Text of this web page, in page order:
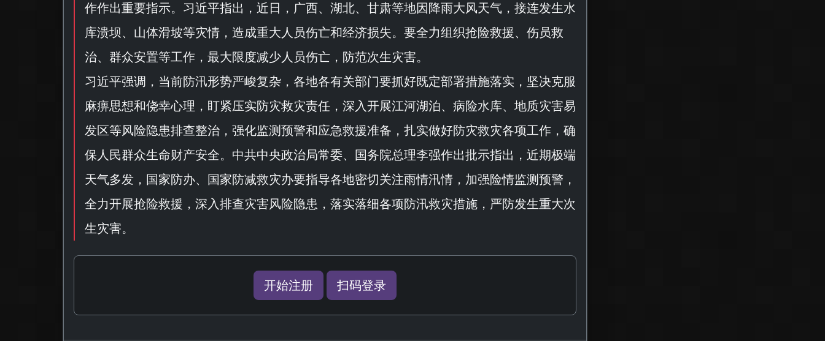
作作出重要指示。习近平指出，近日，广西、湖北、甘肃等地因降雨大风天气，接连发生水
库溃坝、山体滑坡等灾情，造成重大人员伤亡和经济损失。要全力组织抢险救援、伤员救
治、群众安置等工作，最大限度减少人员伤亡，防范次生灾害。
习近平强调，当前防汛形势严峻复杂，各地各有关部门要抓好既定部署措施落实，坚决克服
麻痹思想和侥幸心理，盯紧压实防灾救灾责任，深入开展江河湖泊、病险水库、地质灾害易
发区等风险隐患排查整治，强化监测预警和应急救援准备，扎实做好防灾救灾各项工作，确
保人民群众生命财产安全。中共中央政治局常委、国务院总理李强作出批示指出，近期极端
天气多发，国家防办、国家防减救灾办要指导各地密切关注雨情汛情，加强险情监测预警，
全力开展抢险救援，深入排查灾害风险隐患，落实落细各项防汛救灾措施，严防发生重大次
生灾害。
开始注册 扫码登录